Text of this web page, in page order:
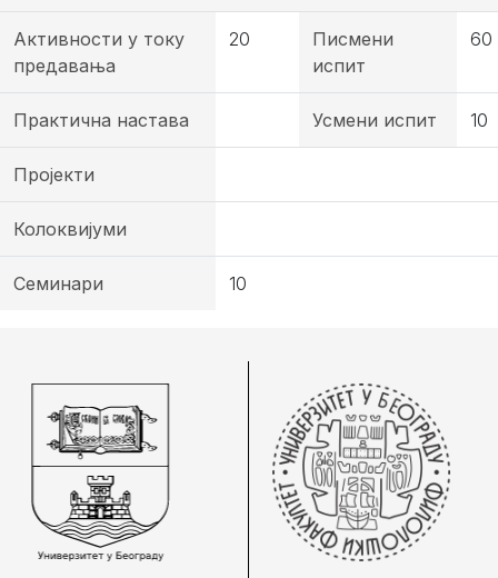
Активности у току
предавања
20
Писмени
испит
60
Практична настава Усмени испит 10
Пројекти
Колоквијуми
Семинари 10